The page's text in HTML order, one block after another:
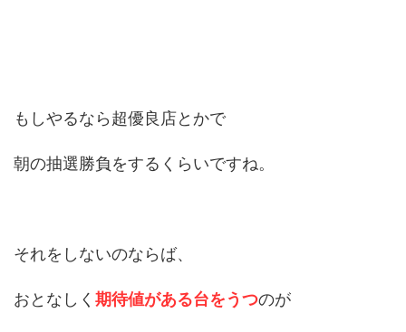
もしやるなら超優良店とかで
朝の抽選勝負をするくらいですね。
それをしないのならば、
おとなしく 期待値がある台をうつのが